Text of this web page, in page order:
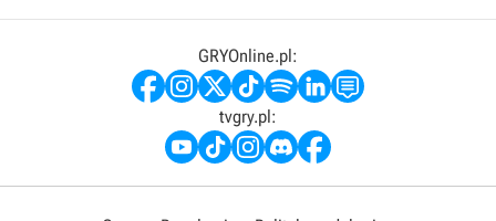
GRYOnline.pl:
tvgry.pl: